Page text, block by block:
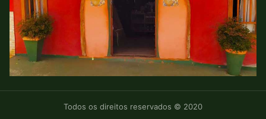
Todos os direitos reservados © 2020